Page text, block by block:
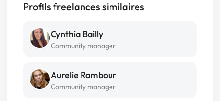
Profils freelances similaires
Cynthia Bailly
Community manager
Aurelie Rambour
Community manager